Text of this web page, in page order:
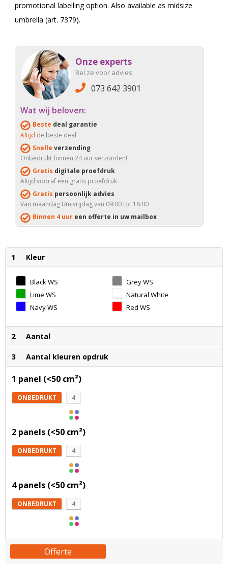
promotional labelling option. Also available as midsize
umbrella (art. 7379).
Onze experts
Bel ze voor advies
073 642 3901
Wat wij beloven:
Beste deal garantie
Altijd de beste deal
Snelle verzending
Onbedrukt binnen 24 uur verzonden!
Gratis digitale proefdruk
Altijd vooraf een gratis proefdruk
Gratis persoonlijk advies
Van maandag t/m vrijdag van 09:00 tot 18:00
Binnen 4 uur een offerte in uw mailbox
1 Kleur
Black WS
Grey WS
Lime WS
Natural White
WS
Navy WS Red WS
2 Aantal
3 Aantal kleuren opdruk
1 panel (<50 cm²)
ONBEDRUKT 4
2 panels (<50 cm²)
ONBEDRUKT 4
4 panels (<50 cm²)
ONBEDRUKT 4
Offerte